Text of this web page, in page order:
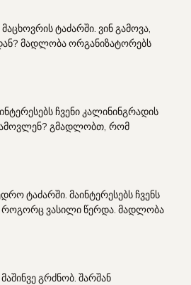
ტაძარში. ვინ გამოვა,
მადლობა ორგანიზატორებს
ჩვენი კალინინგრადის
გმადლობთ, რომ
ტაძარში. მაინტერესებს ჩვენს
ვასილი წერდა. მადლობა
გრძნობ. შარშან